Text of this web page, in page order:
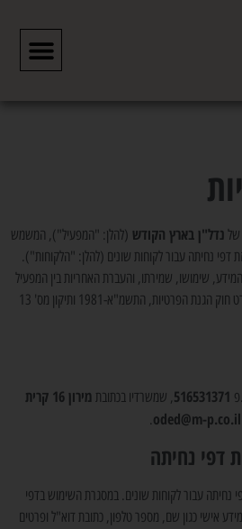
של נדל"ן בארץ הקודש (להלן: "המפעיל"), המשמש
דפי נחיתה עבור לקוחות שונים (להלן: "הלקוחות").
שימושו, שמירתו, והעברת האחריות בין המפעיל
ללקוחותיו, בהתאם להוראות הדין ובפרט חוק הגנת הפרטיות, התשמ"א-1981 ותיקון מס' 13
516531371, שמשרדיו בכתובת
מירון 16 קרית
oded@m-p.co.il
.
דפי נחיתה
עבור לקוחות שונים. במסגרת השימוש בדפי
אישי כגון שם, מספר טלפון, כתובת דוא"ל ופרטים